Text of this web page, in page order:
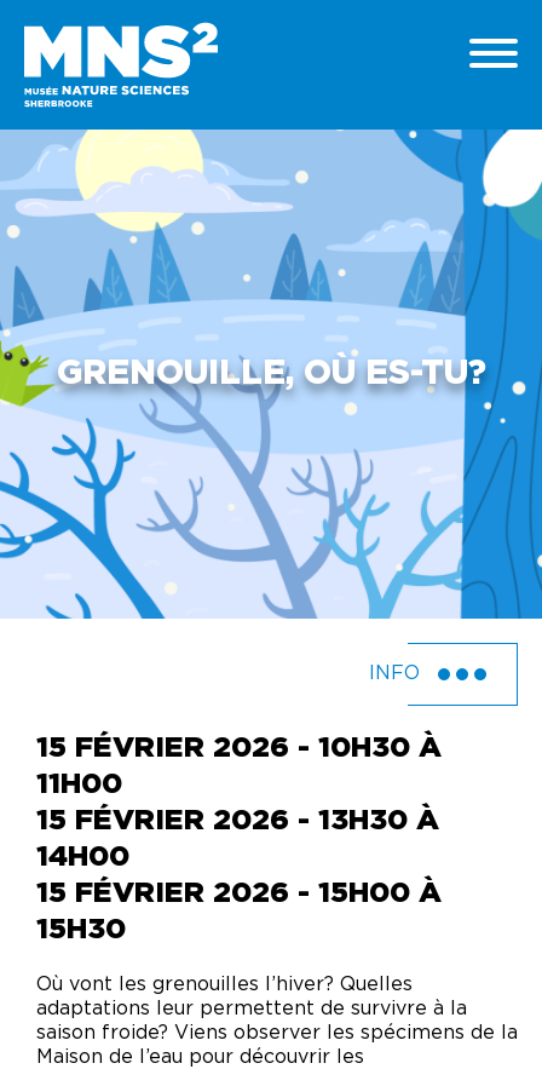
GRENOUILLE, OÙ ES-TU?
INFO
15 FÉVRIER 2026 - 10H30 À
11H00
15 FÉVRIER 2026 - 13H30 À
14H00
15 FÉVRIER 2026 - 15H00 À
15H30
Où vont les grenouilles l’hiver? Quelles
adaptations leur permettent de survivre à la
saison froide? Viens observer les spécimens de la
Maison de l’eau pour découvrir les